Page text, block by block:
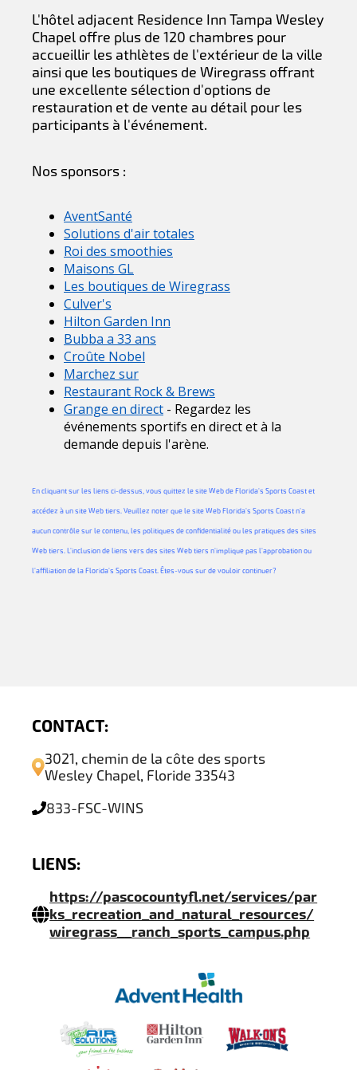
L'hôtel adjacent Residence Inn Tampa Wesley
Chapel offre plus de 120 chambres pour
accueillir les athlètes de l'extérieur de la ville
ainsi que les boutiques de Wiregrass offrant
une excellente sélection d'options de
restauration et de vente au détail pour les
participants à l'événement.
Nos sponsors :
AventSanté
Solutions d'air totales
Roi des smoothies
Maisons GL
Les boutiques de Wiregrass
Culver's
Hilton Garden Inn
Bubba a 33 ans
Croûte Nobel
Marchez sur
Restaurant Rock & Brews
Grange en direct - Regardez les
événements sportifs en direct et à la
demande depuis l'arène.
En cliquant sur les liens ci-dessus, vous quittez le site Web de Florida's Sports Coast et
accédez à un site Web tiers. Veuillez noter que le site Web Florida's Sports Coast n'a
aucun contrôle sur le contenu, les politiques de confidentialité ou les pratiques des sites
Web tiers. L'inclusion de liens vers des sites Web tiers n'implique pas l'approbation ou
l'affiliation de la Florida's Sports Coast. Êtes-vous sur de vouloir continuer?
CONTACT:
3021, chemin de la côte des sports
Wesley Chapel, Floride 33543
833-FSC-WINS
LIENS:
https://pascocountyfl.net/services/par
ks_recreation_and_natural_resources/
wiregrass__ranch_sports_campus.php